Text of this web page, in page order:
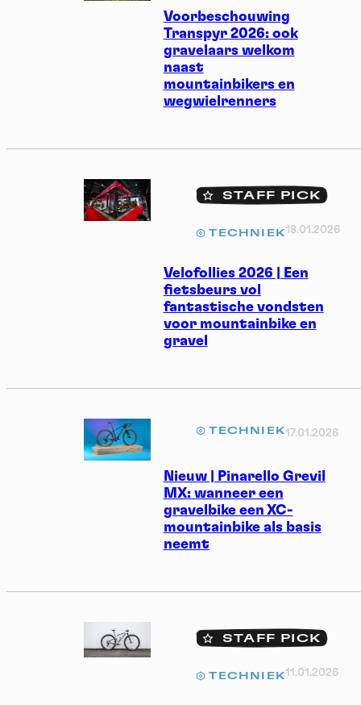
Voorbeschouwing
Transpyr 2026: ook
gravelaars welkom
naast
mountainbikers en
wegwielrenners
Velofollies 2026 | Een
fietsbeurs vol
fantastische vondsten
voor mountainbike en
gravel
STAFF PICK
TECHNIEK18.01.2026
Nieuw | Pinarello Grevil
MX: wanneer een
gravelbike een XC-
mountainbike als basis
neemt
TECHNIEK17.01.2026
STAFF PICK
TECHNIEK11.01.2026